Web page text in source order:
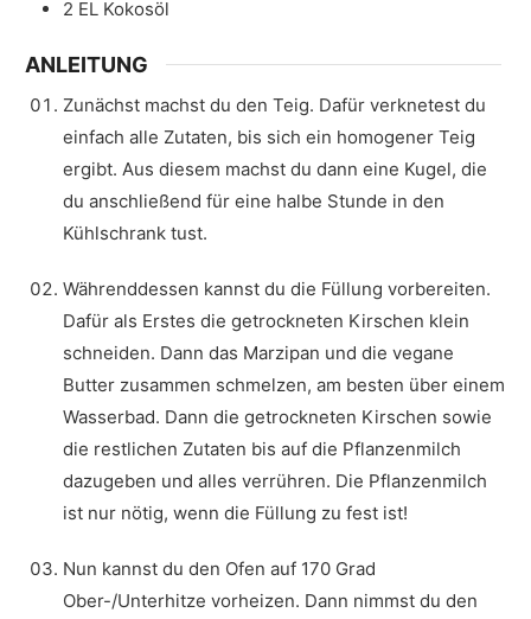
2 EL Kokosöl
ANLEITUNG
Zunächst machst du den Teig. Dafür verknetest du
einfach alle Zutaten, bis sich ein homogener Teig
ergibt. Aus diesem machst du dann eine Kugel, die
du anschließend für eine halbe Stunde in den
Kühlschrank tust.
Währenddessen kannst du die Füllung vorbereiten.
Dafür als Erstes die getrockneten Kirschen klein
schneiden. Dann das Marzipan und die vegane
Butter zusammen schmelzen, am besten über einem
Wasserbad. Dann die getrockneten Kirschen sowie
die restlichen Zutaten bis auf die Pflanzenmilch
dazugeben und alles verrühren. Die Pflanzenmilch
ist nur nötig, wenn die Füllung zu fest ist!
Nun kannst du den Ofen auf 170 Grad
Ober-/Unterhitze vorheizen. Dann nimmst du den